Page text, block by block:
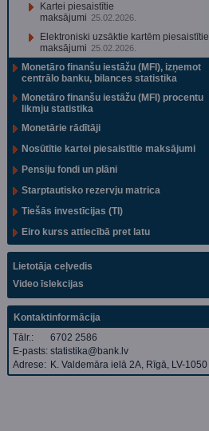
Kartei piesaistītie
maksājumi 25.02.2026.
Elektroniski uzsāktie kartēm piesaistītie
maksājumi 25.02.2026.
Monetāro finanšu iestāžu (MFI), izņemot
centrālo banku, bilances statistika
Monetāro finanšu iestāžu (MFI) procentu
likmju statistika
Monetārie rādītāji
Nosūtītie kartei piesaistītie maksājumi
Pensiju fondi un plāni
Starptautisko rezervju matrica
Tiešās investīcijas (TI)
Eiro kurss attiecībā pret latu
Lietotāja ceļvedis
Video īslekcijas
Kontaktinformācija
Tālr.:
6702 2586
E-pasts: statistika@bank.lv
Adrese: K. Valdemāra ielā 2A, Rīgā, LV-1050